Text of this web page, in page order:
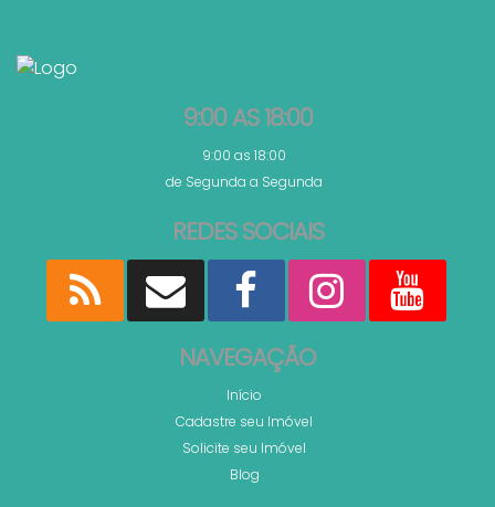
9:00 AS 18:00
9:00 as 18:00
de Segunda a Segunda
REDES SOCIAIS
NAVEGAÇÃO
Início
Cadastre seu Imóvel
Solicite seu Imóvel
Blog